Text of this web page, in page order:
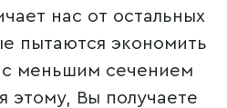
нас от остальных
пытаются экономить
с меньшим сечением
этому, Вы получаете